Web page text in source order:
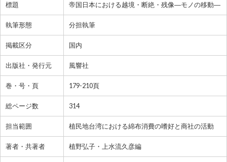
標題 帝国日本における越境・断絶・残像―モノの移動―
執筆形態 分担執筆
掲載区分 国内
出版社・発行元 風響社
巻・号・頁 179-210頁
総ページ数 314
担当範囲 植民地台湾における綿布消費の嗜好と商社の活動
著者・共著者 植野弘子・上水流久彦編